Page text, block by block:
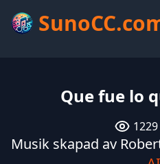
Que fue lo
1229
Musik skapad av